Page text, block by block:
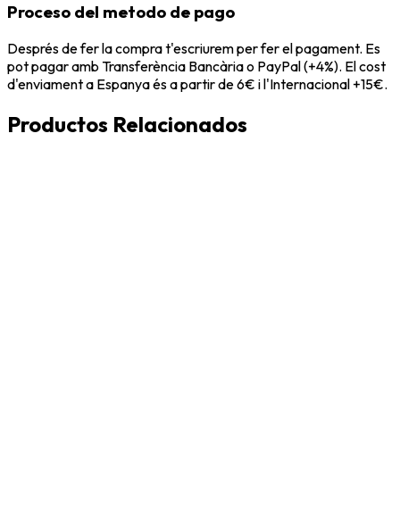
Proceso del metodo de pago
Després de fer la compra t'escriurem per fer el pagament. Es
pot pagar amb Transferència Bancària o PayPal (+4%). El cost
d'enviament a Espanya és a partir de 6€ i l'Internacional +15€.
Productos Relacionados